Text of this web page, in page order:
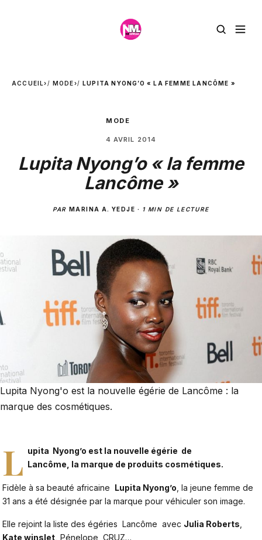
ACCUEIL› MODE› LUPITA NYONG’O « LA FEMME LANCÔME »
MODE
4 AVRIL 2014
Lupita Nyong’o « la femme
Lancôme »
PAR MARINA A. YEDJE · 1 MIN DE LECTURE
Lupita Nyong'o est la nouvelle égérie de Lancôme : la
marque des cosmétiques.
L upita Nyong’o est la nouvelle égérie de
Lancôme, la marque de produits cosmétiques.
Fidèle à sa beauté africaine Lupita Nyong’o , la jeune femme de
31 ans a été désignée par la marque pour véhiculer son image.
Elle rejoint la liste des égéries Lancôme avec Julia Roberts,
Kate winslet, Pénelope CRUZ…